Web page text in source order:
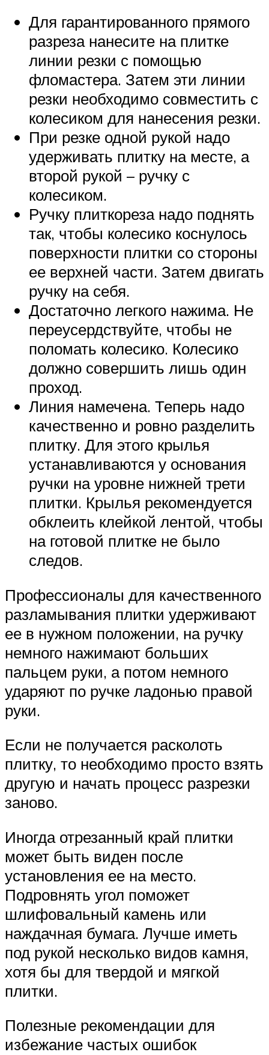
Для гарантированного прямого
разреза нанесите на плитке
линии резки с помощью
фломастера. Затем эти линии
резки необходимо совместить с
колесиком для нанесения резки.
При резке одной рукой надо
удерживать плитку на месте, а
второй рукой – ручку с
колесиком.
Ручку плиткореза надо поднять
так, чтобы колесико коснулось
поверхности плитки со стороны
ее верхней части. Затем двигать
ручку на себя.
Достаточно легкого нажима. Не
переусердствуйте, чтобы не
поломать колесико. Колесико
должно совершить лишь один
проход.
Линия намечена. Теперь надо
качественно и ровно разделить
плитку. Для этого крылья
устанавливаются у основания
ручки на уровне нижней трети
плитки. Крылья рекомендуется
обклеить клейкой лентой, чтобы
на готовой плитке не было
следов.
Профессионалы для качественного
разламывания плитки удерживают
ее в нужном положении, на ручку
немного нажимают больших
пальцем руки, а потом немного
ударяют по ручке ладонью правой
руки.
Если не получается расколоть
плитку, то необходимо просто взять
другую и начать процесс разрезки
заново.
Иногда отрезанный край плитки
может быть виден после
установления ее на место.
Подровнять угол поможет
шлифовальный камень или
наждачная бумага. Лучше иметь
под рукой несколько видов камня,
хотя бы для твердой и мягкой
плитки.
Полезные рекомендации для
избежание частых ошибок